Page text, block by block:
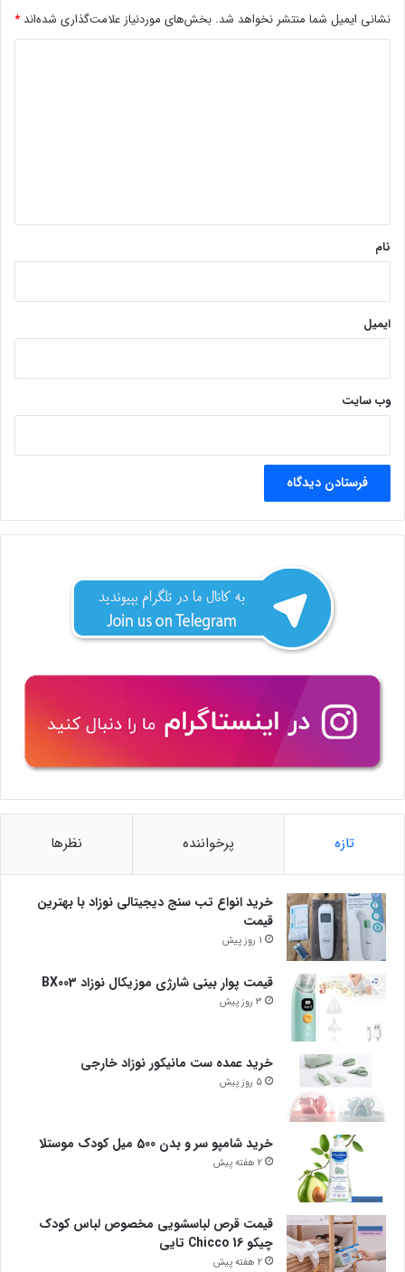
نشانی ایمیل شما منتشر نخواهد شد. بخش‌های موردنیاز علامت‌گذاری شده‌اند *
نام
ایمیل
وب‌ سایت
تازه پرخواننده نظرها
خرید انواع تب سنج دیجیتالی نوزاد با بهترین
قیمت
1 روز پیش
قیمت پوار بینی شارژی موزیکال نوزاد BX003
3 روز پیش
خرید عمده ست مانیکور نوزاد خارجی
5 روز پیش
خرید شامپو سر و بدن 500 میل کودک موستلا
2 هفته پیش
قیمت قرص لباسشویی مخصوص لباس کودک
چیکو Chicco 16 تایی
2 هفته پیش